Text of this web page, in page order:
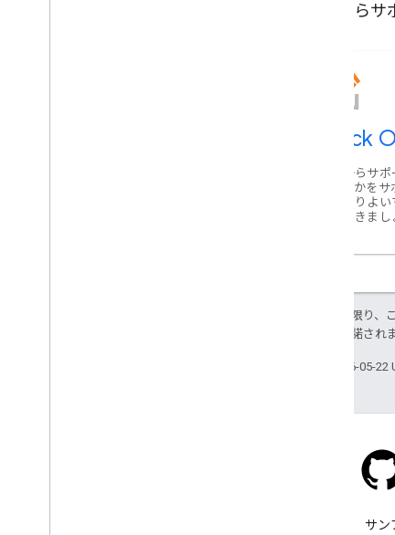
誰かから
Stack
誰かからサ
て、誰かをサ
皆でよりよ
していきまし
特に記載のない限り、
により使用許諾され
最終更新日 2026-05-22
サン